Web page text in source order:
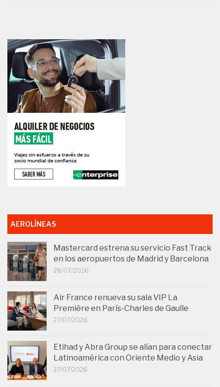
AEROLÍNEAS
Mastercard estrena su servicio Fast Track
en los aeropuertos de Madrid y Barcelona
28/07/2026
Air France renueva su sala VIP La
Première en París-Charles de Gaulle
27/07/2026
Etihad y Abra Group se alían para conectar
Latinoamérica con Oriente Medio y Asia
27/07/2026